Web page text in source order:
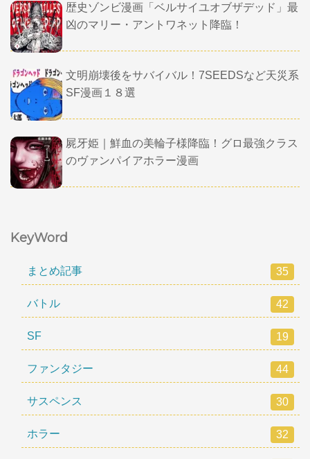
歴史ゾンビ漫画「ベルサイユオブザデッド」最
凶のマリー・アントワネット降臨！
文明崩壊後をサバイバル！7SEEDSなど天災系
SF漫画１８選
屍牙姫｜鮮血の美輪子様降臨！グロ最強クラス
のヴァンパイアホラー漫画
KeyWord
まとめ記事 35
バトル 42
SF 19
ファンタジー 44
サスペンス 30
ホラー 32